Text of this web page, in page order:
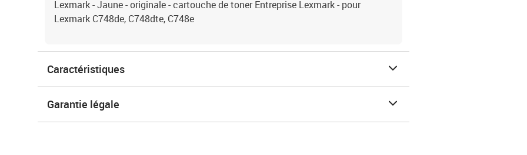
Lexmark - Jaune - originale - cartouche de toner Entreprise Lexmark - pour
Lexmark C748de, C748dte, C748e
Caractéristiques
Garantie légale